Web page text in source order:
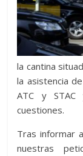
la cantina
la asistencia
ATC y
cuestiones.
Tras informar
nuestras